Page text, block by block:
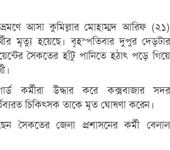
আসা কুমিল্লার মোহাম্মদ আরিফ (২১)
মৃত্যু হয়েছে। বৃহস্পতিবার দুপুর দেড়টার
সৈকতের হাঁটু পানিতে হঠাৎ পড়ে গিয়ে
কর্মীরা উদ্ধার করে কক্সবাজার সদর
চিকিৎসক তাকে মৃত ঘোষণা করেন।
সৈকতের জেলা প্রশাসনের কর্মী বেলাল